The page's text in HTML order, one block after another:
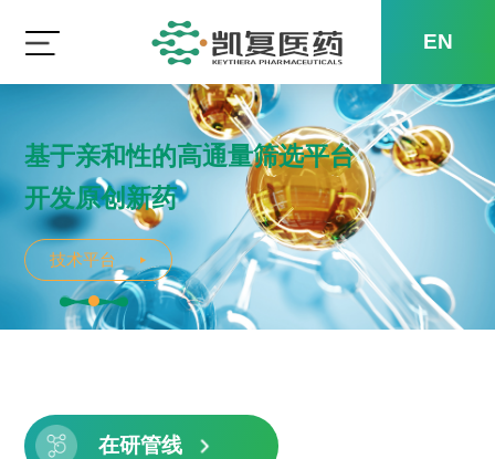
EN
具有国际一流的小分子药物
源头创新能力
技术平台
基于亲和性的高通量筛选平台
开发原创新药
技术平台
秉承使命 造福人类
STAYING TRUE TO OUR MISSION BENEFITING
HUMANITY
技术平台
2 3
在研管线